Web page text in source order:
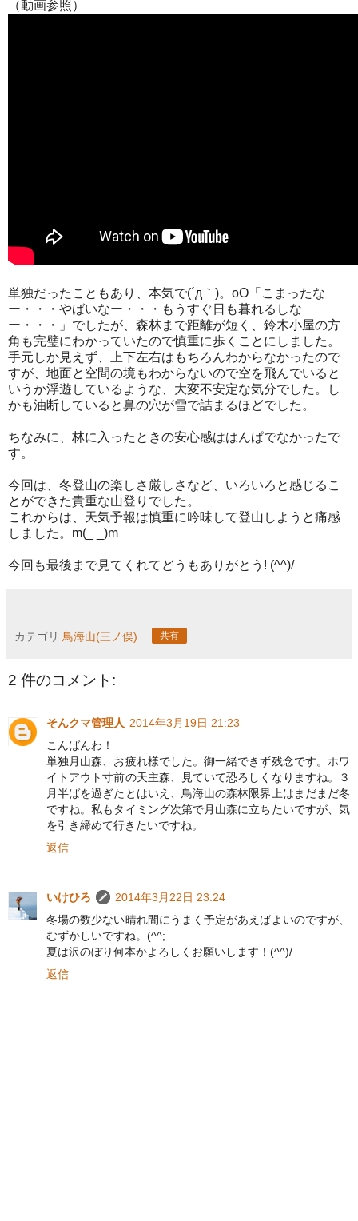
（動画参照）
単独だったこともあり、本気で(´д｀)。oO「こまったな
ー・・・やばいなー・・・もうすぐ日も暮れるしな
ー・・・」でしたが、森林まで距離が短く、鈴木小屋の方
角も完璧にわかっていたので慎重に歩くことにしました。
手元しか見えず、上下左右はもちろんわからなかったので
すが、地面と空間の境もわからないので空を飛んでいると
いうか浮遊しているような、大変不安定な気分でした。し
かも油断していると鼻の穴が雪で詰まるほどでした。
ちなみに、林に入ったときの安心感ははんぱでなかったで
す。
今回は、冬登山の楽しさ厳しさなど、いろいろと感じるこ
とができた貴重な山登りでした。
これからは、天気予報は慎重に吟味して登山しようと痛感
しました。m(_ _)m
今回も最後まで見てくれてどうもありがとう! (^^)/
カテゴリ 鳥海山(三ノ俣) 共有
2 件のコメント:
そんクマ管理人 2014年3月19日 21:23
こんばんわ！
単独月山森、お疲れ様でした。御一緒できず残念です。ホワ
イトアウト寸前の天主森、見ていて恐ろしくなりますね。３
月半ばを過ぎたとはいえ、鳥海山の森林限界上はまだまだ冬
ですね。私もタイミング次第で月山森に立ちたいですが、気
を引き締めて行きたいですね。
返信
いけひろ
2014年3月22日 23:24
冬場の数少ない晴れ間にうまく予定があえばよいのですが、
むずかしいですね。(^^;
夏は沢のぼり何本かよろしくお願いします！(^^)/
返信